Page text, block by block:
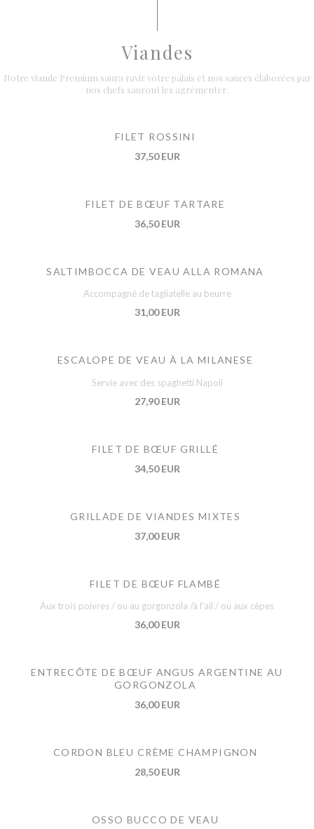
Viandes
Notre viande Premium saura ravir votre palais et nos sauces élaborées par
nos chefs sauront les agrémenter.
FILET ROSSINI
37,50 EUR
FILET DE BŒUF TARTARE
36,50 EUR
SALTIMBOCCA DE VEAU ALLA ROMANA
Accompagné de tagliatelle au beurre
31,00 EUR
ESCALOPE DE VEAU À LA MILANESE
Servie avec des spaghetti Napoli
27,90 EUR
FILET DE BŒUF GRILLÉ
34,50 EUR
GRILLADE DE VIANDES MIXTES
37,00 EUR
FILET DE BŒUF FLAMBÉ
Aux trois poivres / ou au gorgonzola /à l'ail / ou aux cèpes
36,00 EUR
ENTRECÔTE DE BŒUF ANGUS ARGENTINE AU
GORGONZOLA
36,00 EUR
CORDON BLEU CRÈME CHAMPIGNON
28,50 EUR
OSSO BUCCO DE VEAU